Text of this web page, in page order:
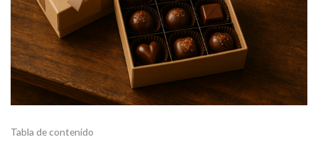
Tabla de contenido